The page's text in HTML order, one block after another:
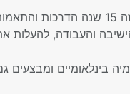
חברת ארגו פור יו מעבירה מזה 15 שנה
והעבודה, להעלות
בינלאומיים ומבצעים